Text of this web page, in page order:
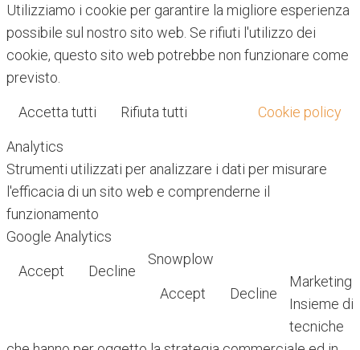
Utilizziamo i cookie per garantire la migliore esperienza
possibile sul nostro sito web. Se rifiuti l'utilizzo dei
cookie, questo sito web potrebbe non funzionare come
previsto.
Accetta tutti Rifiuta tutti Cookie policy
Analytics
Strumenti utilizzati per analizzare i dati per misurare
l'efficacia di un sito web e comprenderne il
funzionamento
Google Analytics
Accept Decline
Snowplow
Accept Decline
Marketing
Insieme di
tecniche